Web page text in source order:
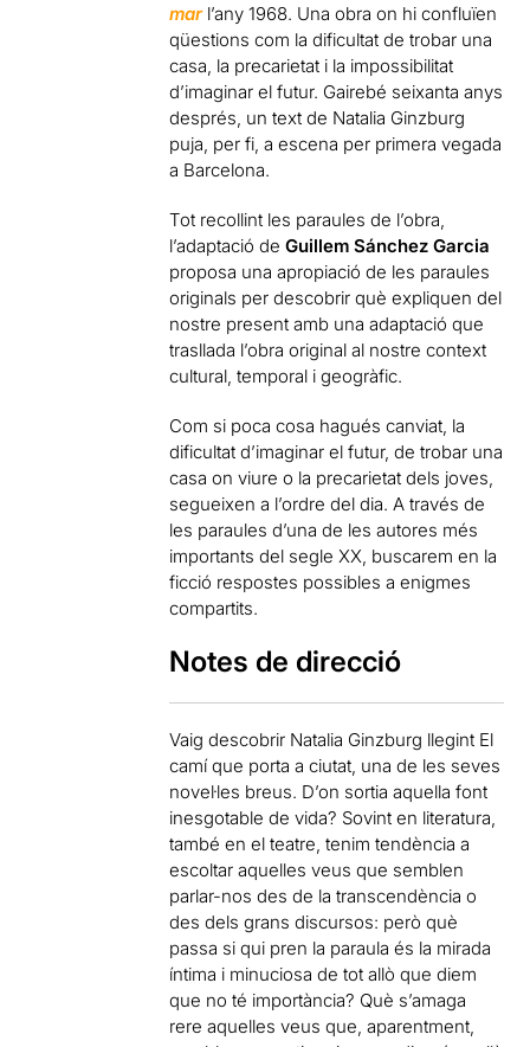
marl’any 1968. Una obra on hi confluïen
qüestions com la dificultat de trobar una
casa, la precarietat i la impossibilitat
d’imaginar el futur. Gairebé seixanta anys
després, un text de Natalia Ginzburg
puja, per fi, a escena per primera vegada
a Barcelona.
Tot recollint les paraules de l’obra,
l’adaptació deGuillem Sánchez Garcia
proposa una apropiació de les paraules
originals per descobrir què expliquen del
nostre present amb una adaptació que
trasllada l’obra original al nostre context
cultural, temporal i geogràfic.
Com si poca cosa hagués canviat, la
dificultat d’imaginar el futur, de trobar una
casa on viure o la precarietat dels joves,
segueixen a l’ordre del dia. A través de
les paraules d’una de les autores més
importants del segle XX, buscarem en la
ficció respostes possibles a enigmes
compartits.
Notes de direcció
Vaig descobrir Natalia Ginzburg llegint El
camí que porta a ciutat, una de les seves
novel·les breus. D’on sortia aquella font
inesgotable de vida? Sovint en literatura,
també en el teatre, tenim tendència a
escoltar aquelles veus que semblen
parlar-nos des de la transcendència o
des dels grans discursos: però què
passa si qui pren la paraula és la mirada
íntima i minuciosa de tot allò que diem
que no té importància? Què s’amaga
rere aquelles veus que, aparentment,